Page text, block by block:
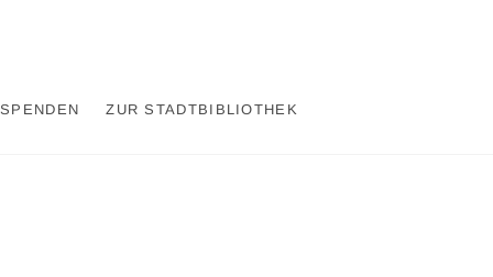
SPENDEN ZUR STADTBIBLIOTHEK